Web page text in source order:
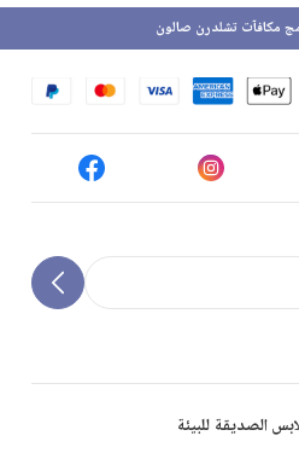
الصديقة للبيئة
مكافآت تشلدرن صالون